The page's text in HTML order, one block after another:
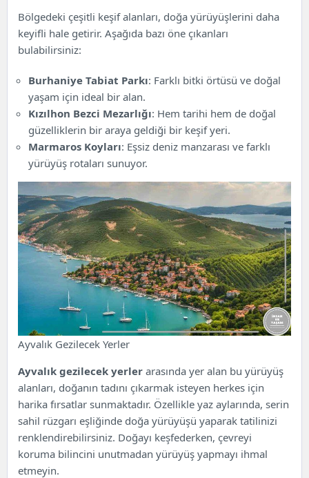
Bölgedeki çeşitli keşif alanları, doğa yürüyüşlerini daha
keyifli hale getirir. Aşağıda bazı öne çıkanları
bulabilirsiniz:
Burhaniye Tabiat Parkı: Farklı bitki örtüsü ve doğal
yaşam için ideal bir alan.
Kızılhon Bezci Mezarlığı: Hem tarihi hem de doğal
güzelliklerin bir araya geldiği bir keşif yeri.
Marmaros Koyları: Eşsiz deniz manzarası ve farklı
yürüyüş rotaları sunuyor.
Ayvalık Gezilecek Yerler
Ayvalık gezilecek yerler arasında yer alan bu yürüyüş
alanları, doğanın tadını çıkarmak isteyen herkes için
harika fırsatlar sunmaktadır. Özellikle yaz aylarında, serin
sahil rüzgarı eşliğinde doğa yürüyüşü yaparak tatilinizi
renklendirebilirsiniz. Doğayı keşfederken, çevreyi
koruma bilincini unutmadan yürüyüş yapmayı ihmal
etmeyin.